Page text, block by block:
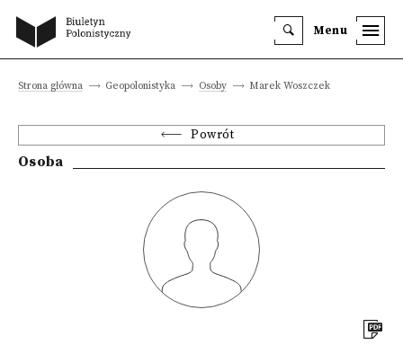
Menu
Strona główna Geopolonistyka Osoby Marek Woszczek
Powrót
Osoba